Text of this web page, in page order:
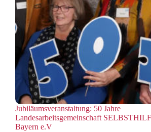
Jubiläumsveranstaltung: 50 Jahre
Landesarbeitsgemeinschaft
Bayern e.V